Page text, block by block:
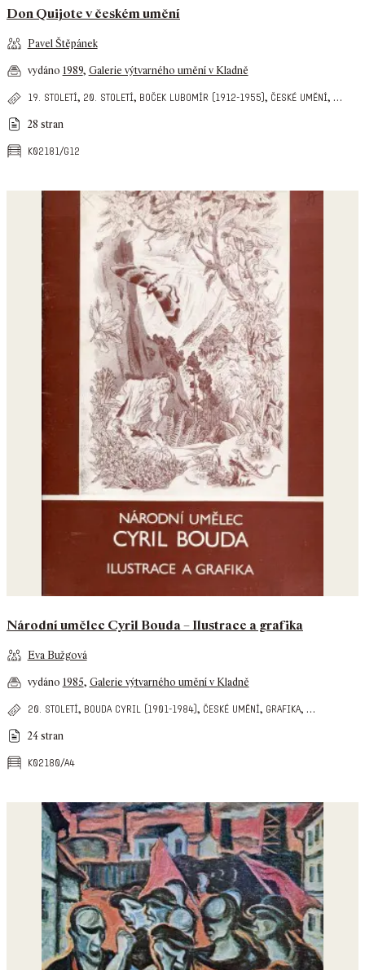
Don Quijote v českém umění
Pavel Štěpánek
vydáno 1989, Galerie výtvarného umění v Kladně
19. století, 20. století, boček lubomír (1912-1955) , české umění, …
28 stran
k02181/g12
Národní umělec Cyril Bouda – Ilustrace a grafika
Eva Bužgová
vydáno 1985, Galerie výtvarného umění v Kladně
20. století, bouda cyril (1901-1984), české umění, grafika, …
24 stran
k02180/a4